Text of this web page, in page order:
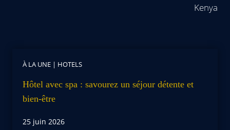
Kenya
À LA UNE | HOTELS
Hôtel avec spa : savourez un séjour détente et
bien-être
25 juin 2026